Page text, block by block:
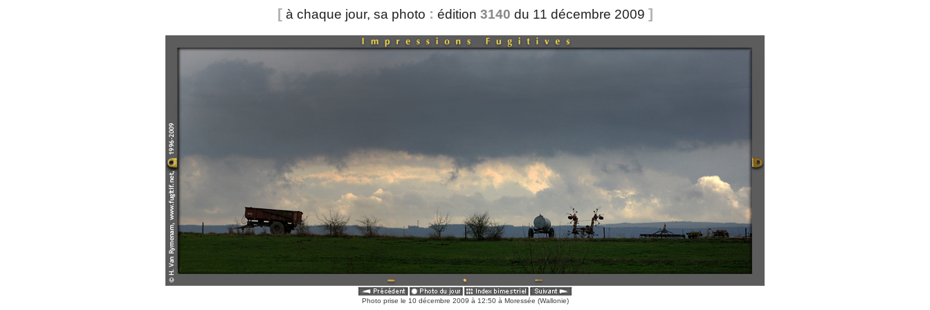
[à chaque jour, sa photo : édition 3140 du 11 décembre 2009 ]
Photo prise le 10 décembre 2009 à 12:50 à Moressée (Wallonie)